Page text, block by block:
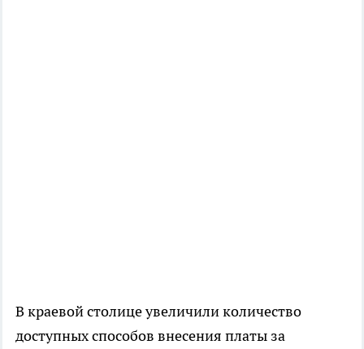
В краевой столице увеличили количество
доступных способов внесения платы за